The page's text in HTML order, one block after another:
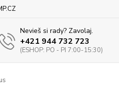
Nevieš si rady? Zavolaj.
+421 944 732 723
(ESHOP: PO - PI 7:00-15:30)